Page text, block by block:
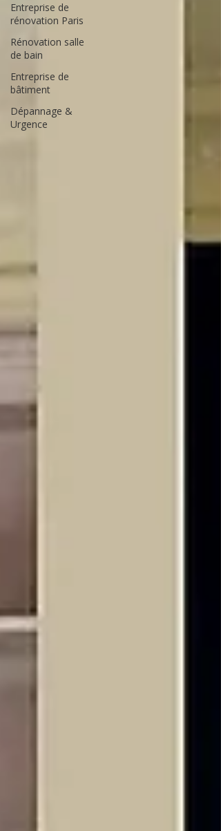
Entreprise de
rénovation Paris
Rénovation salle
de bain
Entreprise de
bâtiment
Dépannage &
Urgence